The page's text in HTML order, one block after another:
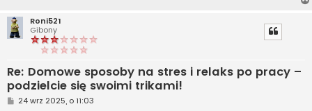
Roni521
Gibony
Re: Domowe sposoby na stres i relaks po pracy –
podzielcie się swoimi trikami!
P24 wrz 2025, o 11:03